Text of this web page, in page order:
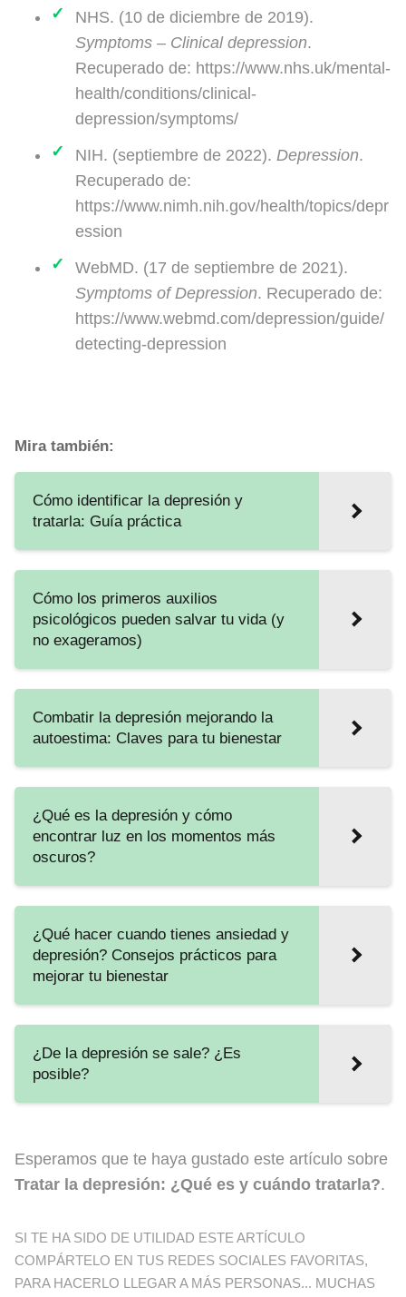
NHS. (10 de diciembre de 2019).
Symptoms – Clinical depression.
Recuperado de: https://www.nhs.uk/mental-
health/conditions/clinical-
depression/symptoms/
NIH. (septiembre de 2022). Depression.
Recuperado de:
https://www.nimh.nih.gov/health/topics/depr
ession
WebMD. (17 de septiembre de 2021).
Symptoms of Depression. Recuperado de:
https://www.webmd.com/depression/guide/
detecting-depression
Mira también:
Cómo identificar la depresión y
tratarla: Guía práctica
Cómo los primeros auxilios
psicológicos pueden salvar tu vida (y
no exageramos)
Combatir la depresión mejorando la
autoestima: Claves para tu bienestar
¿Qué es la depresión y cómo
encontrar luz en los momentos más
oscuros?
¿Qué hacer cuando tienes ansiedad y
depresión? Consejos prácticos para
mejorar tu bienestar
¿De la depresión se sale? ¿Es
posible?
Esperamos que te haya gustado este artículo sobre
Tratar la depresión: ¿Qué es y cuándo tratarla?.
SI TE HA SIDO DE UTILIDAD ESTE ARTÍCULO
COMPÁRTELO EN TUS REDES SOCIALES FAVORITAS,
PARA HACERLO LLEGAR A MÁS PERSONAS... MUCHAS